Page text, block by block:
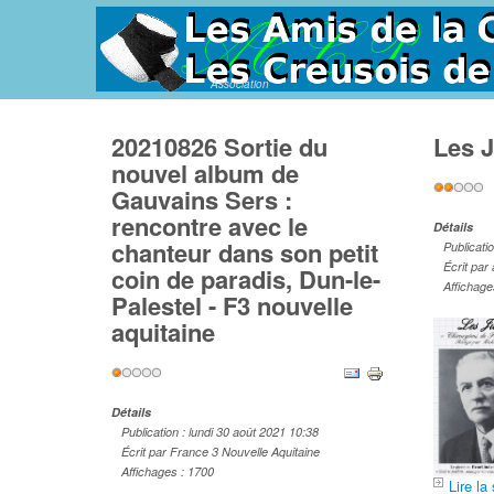
Association
20210826 Sortie du
nouvel album de
Gauvains Sers :
rencontre avec le
chanteur dans son petit
coin de paradis, Dun-le-
Palestel - F3 nouvelle
aquitaine
Vote
Détails
Publication : lundi 30 août 2021 10:38
Écrit par France 3 Nouvelle Aquitaine
Affichages : 1700
Les
Vote
Détails
Écrit par
Lire la